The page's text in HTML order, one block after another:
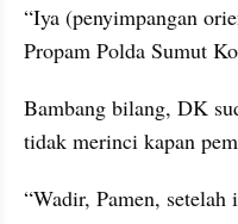
“Iya (penyimpangan
Propam Polda Sumut
Bambang bilang, DK
tidak merinci kapan
“Wadir, Pamen, setelah